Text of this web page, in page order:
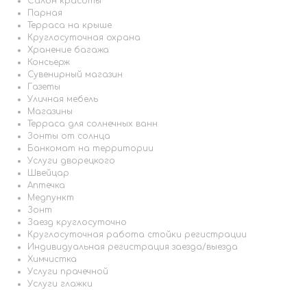
Парная
Терраса на крыше
Круглосуточная охрана
Хранение багажа
Консьерж
Сувенирный магазин
Газеты
Уличная мебель
Магазины
Терраса для солнечных ванн
Зонты от солнца
Банкомат на территории
Услуги дворецкого
Швейцар
Аптечка
Медпункт
Зонт
Заезд круглосуточно
Круглосуточная работа стойки регистрации
Индивидуальная регистрация заезда/выезда
Химчистка
Услуги прачечной
Услуги глажки